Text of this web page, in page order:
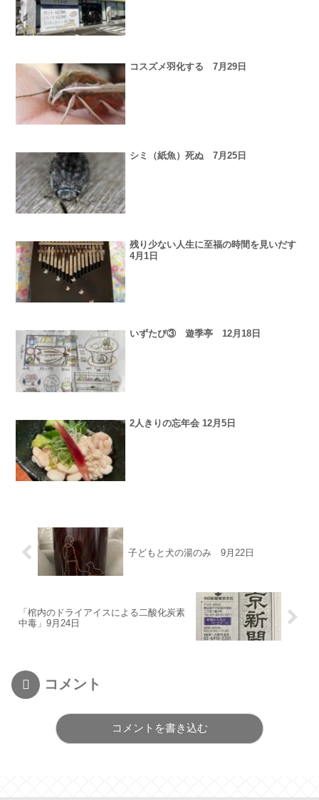
コスズメ羽化する 7月29日
シミ（紙魚）死ぬ 7月25日
残り少ない人生に至福の時間を見いだす
4月1日
いずたび③ 遊季亭 12月18日
2人きりの忘年会 12月5日
子どもと犬の湯のみ 9月22日
「棺内のドライアイスによる二酸化炭素
中毒」9月24日
コメント
コメントを書き込む